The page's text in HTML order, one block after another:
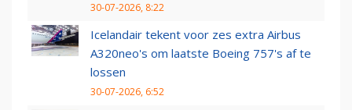
30-07-2026, 8:22
Icelandair tekent voor zes extra Airbus
A320neo's om laatste Boeing 757's af te
lossen
30-07-2026, 6:52